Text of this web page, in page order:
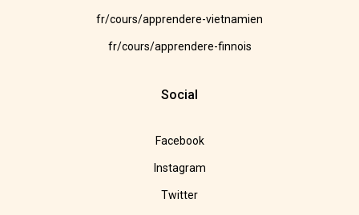
fr/cours/apprendere-vietnamien
fr/cours/apprendere-finnois
Social
Facebook
Instagram
Twitter